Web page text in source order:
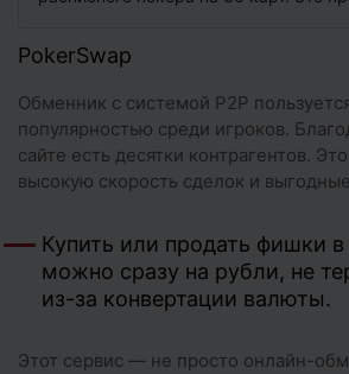
PokerSwap
Обменник с системой P2P
популярностью среди игроков.
сайте есть десятки контрагентов.
высокую скорость сделок и
Купить или продать фишки в
можно сразу на рубли, не
из-за конвертации валюты.
Этот сервис — не просто онлайн-